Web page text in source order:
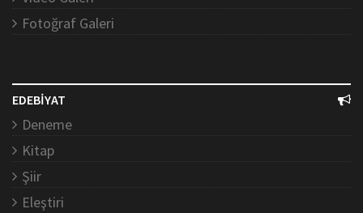
Fotoğraf Galeri
EDEBİYAT
Deneme
Kitap
Şiir
Eleştiri